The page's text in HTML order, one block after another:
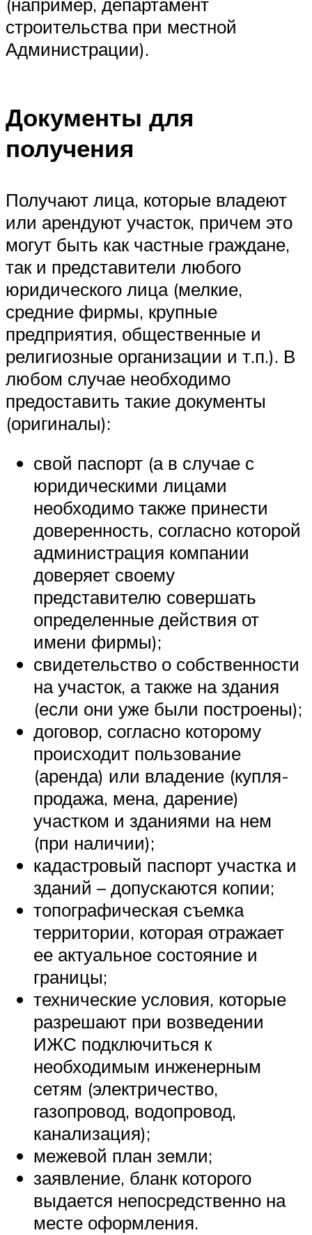
строительства при местной
Администрации).
Документы для
получения
Получают лица, которые владеют
или арендуют участок, причем это
могут быть как частные граждане,
так и представители любого
юридического лица (мелкие,
средние фирмы, крупные
предприятия, общественные и
религиозные организации и т.п.). В
любом случае необходимо
предоставить такие документы
(оригиналы):
свой паспорт (а в случае с
юридическими лицами
необходимо также принести
доверенность, согласно которой
администрация компании
доверяет своему
представителю совершать
определенные действия от
имени фирмы);
свидетельство о собственности
на участок, а также на здания
(если они уже были построены);
договор, согласно которому
происходит пользование
(аренда) или владение (купля-
продажа, мена, дарение)
участком и зданиями на нем
(при наличии);
кадастровый паспорт участка и
зданий – допускаются копии;
топографическая съемка
территории, которая отражает
ее актуальное состояние и
границы;
технические условия, которые
разрешают при возведении
ИЖС подключиться к
необходимым инженерным
сетям (электричество,
газопровод, водопровод,
канализация);
межевой план земли;
заявление, бланк которого
выдается непосредственно на
месте оформления.